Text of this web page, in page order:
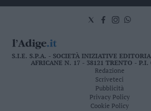
S.I.E. S.P.A. - SOCIETÀ INIZIATIVE
AFRICANE N. 17 - 38121 TRENTO - P.I.
Redazione
Scriveteci
Pubblicità
Privacy Policy
Cookie Policy